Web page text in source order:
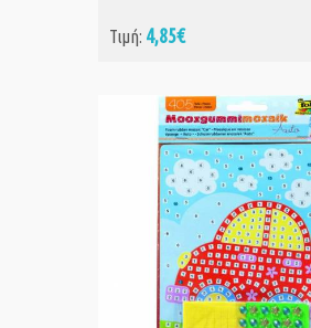
Τιμή: 4,85€